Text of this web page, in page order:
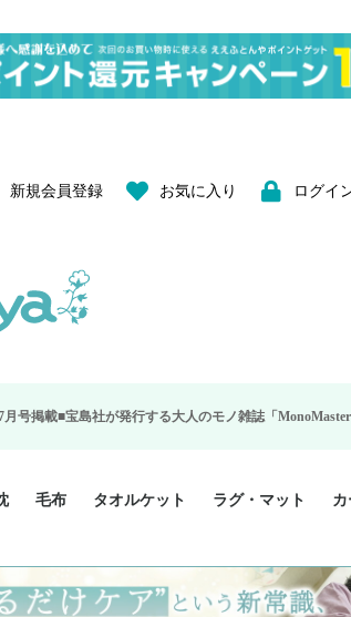
新規会員登録 お気に入り ログイ
発行する大人のモノ雑誌「MonoMaster（モノマスター
ジュニア 掛け布団カバー
シングル 掛け布団カバー
シングルロング 掛け布団
カバー
セミダブル 掛け布団カバ
ー
ダブル 掛け布団カバー
ダブルロング 掛け布団カ
バー
クィーン 掛け布団カバー
暖か 掛け布団カバー
ジュニア 敷布団カバー
セミシングル 敷布団カバ
ー
シングル 敷布団カバー
シングルロング 敷布団カ
バー
ダブル 敷布団カバー
35x50cm 枕カバー
43x63cm 枕カバー
50x70cm 枕カバー
シルク 枕カバー
シングル BOXシーツ
シングルロング BOXシー
ツ
セミダブル BOXシーツ
ダブル BOXシーツ
スーパーロング BOXシー
ツ
ー
ットン カバー2点セット
カバー3点セット
さめ 35×50cm
や小さめ 35×55cm
通 43×63cm
きめ 50×70cm
イプ枕
反発枕
反発枕
能性枕・その他枕
毛布 タオルケット
ハーフサイズ
シングルサイズ
セミダブルサイズ
ダブルサイズ
接触冷感
天然素材 綿100%
ラグ・マット
ン
ン